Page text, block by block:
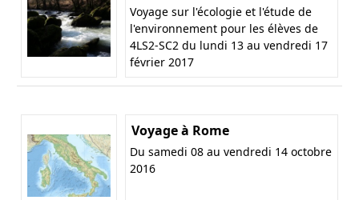
Voyage sur l'écologie et l'étude de
l'environnement pour les élèves de
4LS2-SC2 du lundi 13 au vendredi 17
février 2017
Voyage à Rome
Du samedi 08 au vendredi 14 octobre
2016